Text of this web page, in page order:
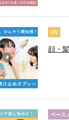
UV
顔・
ベース